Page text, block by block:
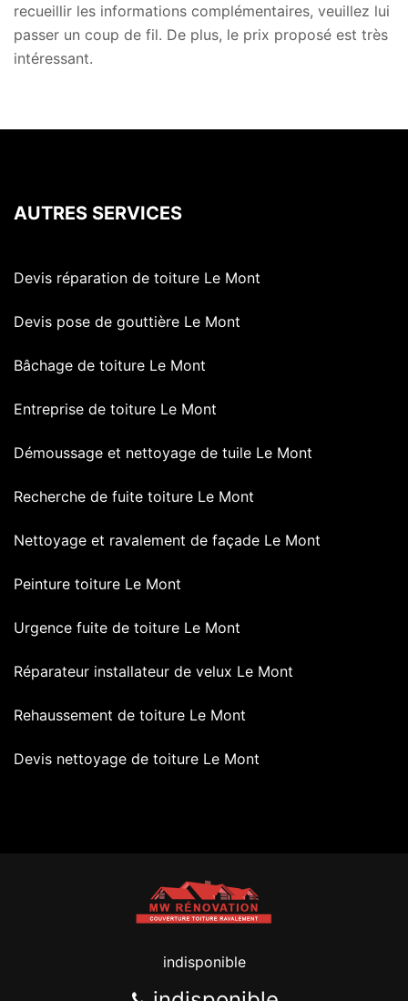
recueillir les informations complémentaires, veuillez lui
passer un coup de fil. De plus, le prix proposé est très
intéressant.
AUTRES SERVICES
Devis réparation de toiture Le Mont
Devis pose de gouttière Le Mont
Bâchage de toiture Le Mont
Entreprise de toiture Le Mont
Démoussage et nettoyage de tuile Le Mont
Recherche de fuite toiture Le Mont
Nettoyage et ravalement de façade Le Mont
Peinture toiture Le Mont
Urgence fuite de toiture Le Mont
Réparateur installateur de velux Le Mont
Rehaussement de toiture Le Mont
Devis nettoyage de toiture Le Mont
indisponible